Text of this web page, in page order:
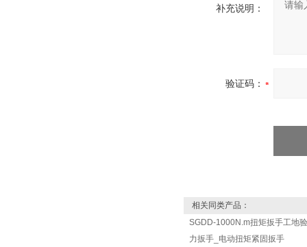
补充说明：
验证码：
相关同类产品：
SGDD-1000N.m扭矩扳手工地
力扳手_电动扭矩紧固扳手